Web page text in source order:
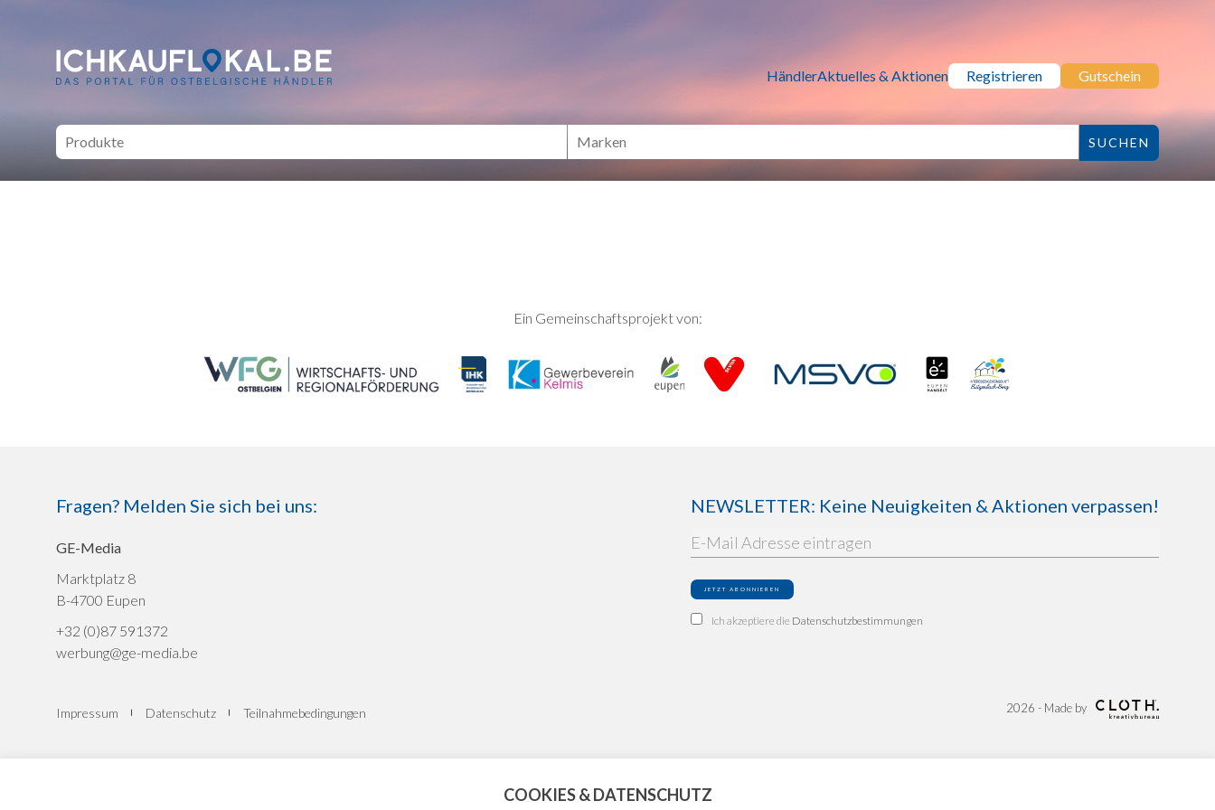
ich kauf lokal - Bei lokalen Händlern online Shoppen HändlerAktuelles & Aktionen Registrieren Gutschein
Ein Gemeinschaftsprojekt von:
Fragen? Melden Sie sich bei uns:
GE-Media
Marktplatz 8
B-4700 Eupen
+32 (0)87 591372
werbung@ge-media.be
NEWSLETTER: Keine Neuigkeiten & Aktionen verpassen!
Ich akzeptiere die Datenschutzbestimmungen
Impressum Datenschutz Teilnahmebedingungen 2026 - Made by
COOKIES & DATENSCHUTZ